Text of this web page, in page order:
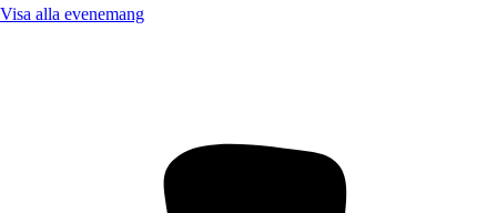
Visa alla evenemang